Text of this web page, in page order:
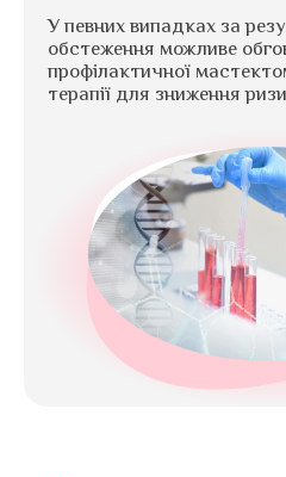
У певних випадках за
обстеження можливе
профілактичної
терапії для зниження